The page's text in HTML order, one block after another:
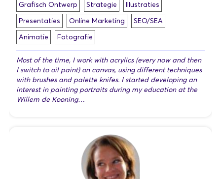
Grafisch Ontwerp Strategie
Illustraties
Presentaties
Online Marketing
SEO/SEA
Animatie
Fotografie
Most of the time, I work with acrylics (every now and then
I switch to oil paint) on canvas, using different techniques
with brushes and palette knifes. I started developing an
interest in painting portraits during my education at the
Willem de Kooning…